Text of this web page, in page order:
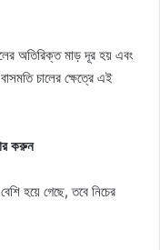
অতিরিক্ত মাড় দূর হয় এবং
চালের ক্ষেত্রে এই
করুন
হয়ে গেছে, তবে নিচের